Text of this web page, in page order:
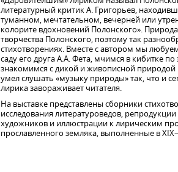
литературный критик А. Григорьев,
туманном, мечтательном, вечерней или
колорите вдохновений Полонского».
творчества Полонского, поэтому так
стихотворениях. Вместе с автором мы
саду его друга А.А. Фета, мчимся в кибитке
знакомимся с дикой и живописной природой
умел слушать «музыку природы» так, что и
лирика завораживает читателя.
На выставке представлены сборники
исследования литературоведов,
художников и иллюстрации к лирическим
прославленного земляка, выполненные в